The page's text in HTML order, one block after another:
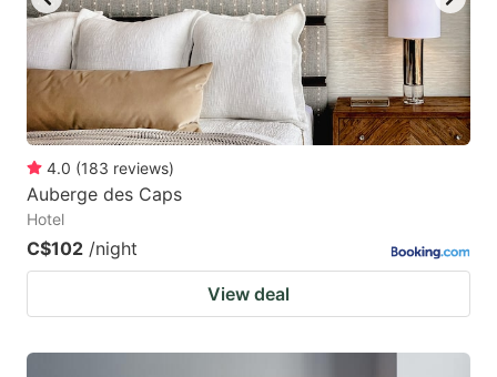
4.0 (183 reviews)
Auberge des Caps
Hotel
C$102 /night
View deal